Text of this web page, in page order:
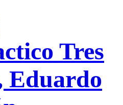
Tres
Eduardo